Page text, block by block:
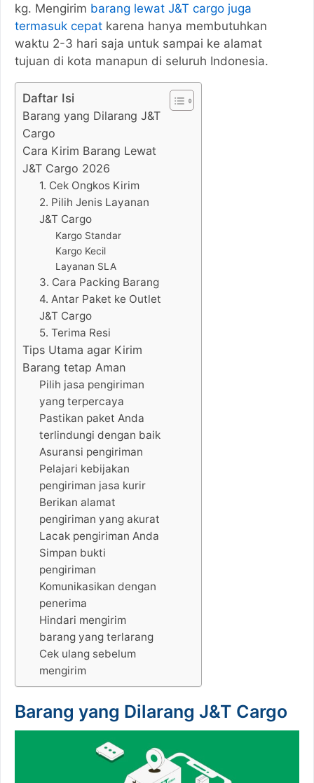
kg. Mengirim barang lewat J&T cargo juga
termasuk cepat karena hanya membutuhkan
waktu 2-3 hari saja untuk sampai ke alamat
tujuan di kota manapun di seluruh Indonesia.
Daftar Isi
Barang yang Dilarang J&T
Cargo
Cara Kirim Barang Lewat
J&T Cargo 2026
1. Cek Ongkos Kirim
2. Pilih Jenis Layanan
J&T Cargo
Kargo Standar
Kargo Kecil
Layanan SLA
3. Cara Packing Barang
4. Antar Paket ke Outlet
J&T Cargo
5. Terima Resi
Tips Utama agar Kirim
Barang tetap Aman
Pilih jasa pengiriman
yang terpercaya
Pastikan paket Anda
terlindungi dengan baik
Asuransi pengiriman
Pelajari kebijakan
pengiriman jasa kurir
Berikan alamat
pengiriman yang akurat
Lacak pengiriman Anda
Simpan bukti
pengiriman
Komunikasikan dengan
penerima
Hindari mengirim
barang yang terlarang
Cek ulang sebelum
mengirim
Barang yang Dilarang J&T Cargo